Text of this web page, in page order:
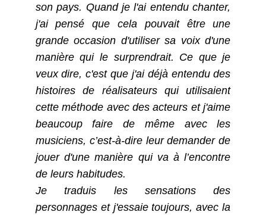
son pays. Quand je l'ai entendu chanter,
j'ai pensé que cela pouvait être une
grande occasion d'utiliser sa voix d'une
manière qui le surprendrait. Ce que je
veux dire, c'est que j'ai déjà entendu des
histoires de réalisateurs qui utilisaient
cette méthode avec des acteurs et j'aime
beaucoup faire de même avec les
musiciens, c’est-à-dire leur demander de
jouer d'une manière qui va à l’encontre
de leurs habitudes.
Je traduis les sensations des
personnages et j'essaie toujours, avec la